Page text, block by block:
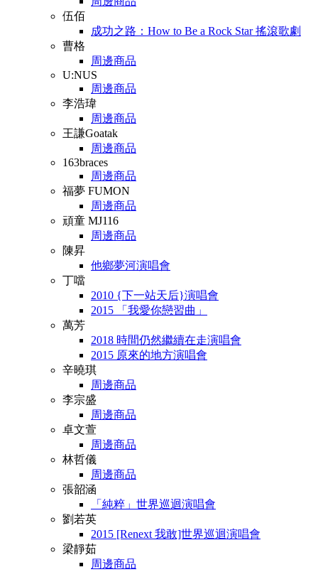
伍佰
成功之路：How to Be a Rock Star 搖滾歌劇
曹格
周邊商品
U:NUS
周邊商品
李浩瑋
周邊商品
王謙Goatak
周邊商品
163braces
周邊商品
福夢 FUMON
周邊商品
頑童 MJ116
周邊商品
陳昇
他鄉夢河演唱會
丁噹
2010 {下一站天后}演唱會
2015 「我愛你戀習曲」
萬芳
2018 時間仍然繼續在走演唱會
2015 原來的地方演唱會
辛曉琪
周邊商品
李宗盛
周邊商品
卓文萱
周邊商品
林哲儀
周邊商品
張韶涵
「純粹」世界巡迴演唱會
劉若英
2015 [Renext 我敢]世界巡迴演唱會
梁靜茹
周邊商品